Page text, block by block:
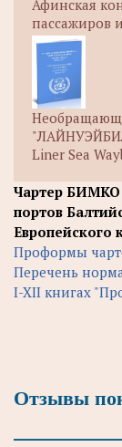
Афинская
пассажиров
Liner Sea
Чартер БИМКО
портов
Европейского
Проформы
Перечень
I-XII книгах
Отзывы